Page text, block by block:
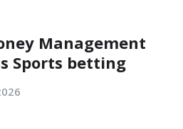
Management
Sports betting